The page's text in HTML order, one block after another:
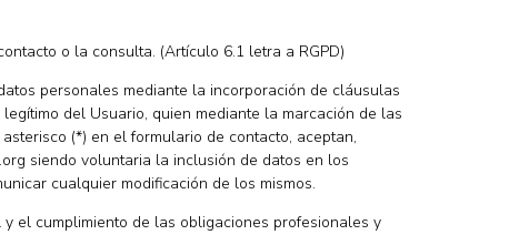
o la consulta. (Artículo 6.1 letra a RGPD)
personales mediante la incorporación de cláusulas
del Usuario, quien mediante la marcación de las
(*) en el formulario de contacto, aceptan,
siendo voluntaria la inclusión de datos en los
cualquier modificación de los mismos.
el cumplimiento de las obligaciones profesionales y